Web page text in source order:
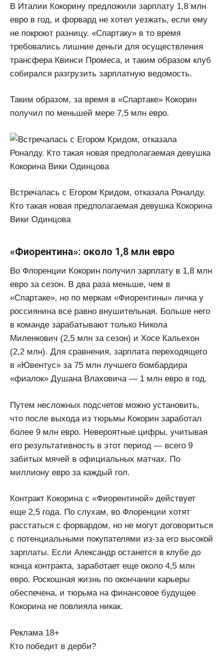
В Италии Кокорину предложили зарплату 1,8 млн
евро в год, и форвард не хотел уезжать, если ему
не покроют разницу. «Спартаку» в то время
требовались лишние деньги для осуществления
трансфера Квинси Промеса, и таким образом клуб
собирался разгрузить зарплатную ведомость.
Таким образом, за время в «Спартаке» Кокорин
получил по меньшей мере 7,5 млн евро.
Встречалась с Егором Кридом, отказала Роналду.
Кто такая новая предполагаемая девушка Кокорина
Вики Одинцова
«Фиорентина»: около 1,8 млн евро
Во Флоренции Кокорин получил зарплату в 1,8 млн
евро за сезон. В два раза меньше, чем в
«Спартаке», но по меркам «Фиорентины» личка у
россиянина все равно внушительная. Больше него
в команде зарабатывают только Никола
Миленкович (2,5 млн за сезон) и Хосе Кальехон
(2,2 млн). Для сравнения, зарплата переходящего
в «Ювентус» за 75 млн лучшего бомбардира
«фиалок» Душана Влаховича — 1 млн евро в год.
Путем несложных подсчетов можно установить,
что после выхода из тюрьмы Кокорин заработал
более 9 млн евро. Невероятные цифры, учитывая
его результативность в этот период — всего 9
забитых мячей в официальных матчах. По
миллиону евро за каждый гол.
Контракт Кокорина с «Фиорентиной» действует
еще 2,5 года. По слухам, во Флоренции хотят
расстаться с форвардом, но не могут договориться
с потенциальными покупателями из-за его высокой
зарплаты. Если Александр останется в клубе до
конца контракта, заработает еще около 4,5 млн
евро. Роскошная жизнь по окончании карьеры
обеспечена, и тюрьма на финансовое будущее
Кокорина не повлияла никак.
Реклама 18+
Кто победит в дерби?